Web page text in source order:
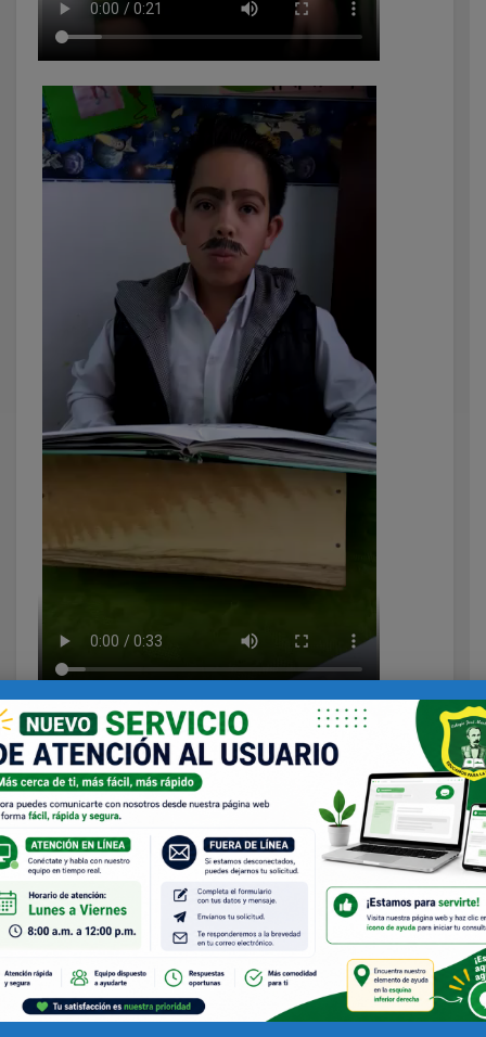
Ultimos Eventos
Invitación escuela de Padres 21 mayo, 2026
Recuperaciones Primer Periodo 2026 20 mayo,
2026